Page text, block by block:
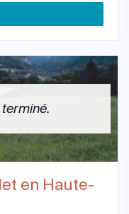
en Haute-